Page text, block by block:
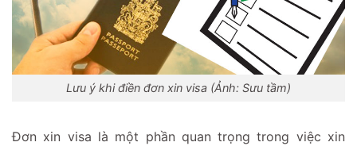
Lưu ý khi điền đơn xin visa (Ảnh: Sưu tầm)
Đơn xin visa là một phần quan trọng trong việc xin